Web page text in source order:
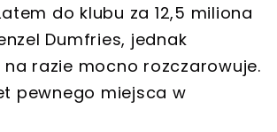
do klubu za 12,5 miliona
Dumfries, jednak
na razie mocno rozczarowuje.
pewnego miejsca w